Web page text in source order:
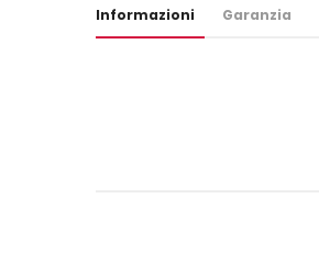
Informazioni Garanzia